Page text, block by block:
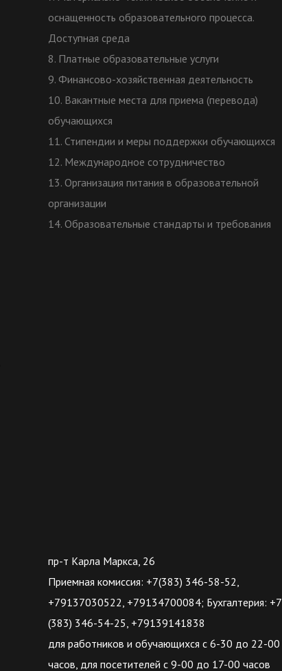
оснащенность образовательного процесса.
Доступная среда
8. Платные образовательные услуги
9. Финансово-хозяйственная деятельность
10. Вакантные места для приема (перевода)
обучающихся
11. Стипендии и меры поддержки обучающихся
12. Международное сотрудничество
13. Организация питания в образовательной
организации
14. Образовательные стандарты и требования
пр-т Карла Маркса, 26
Приемная комиссия: +7(383) 346-58-52,
+79137030522, +79134700084; Бухгалтерия: +7
(383) 346-54-25, +79139141838
для работников и обучающихся с 6-30 до 22-00
часов, для посетителей с 9-00 до 17-00 часов